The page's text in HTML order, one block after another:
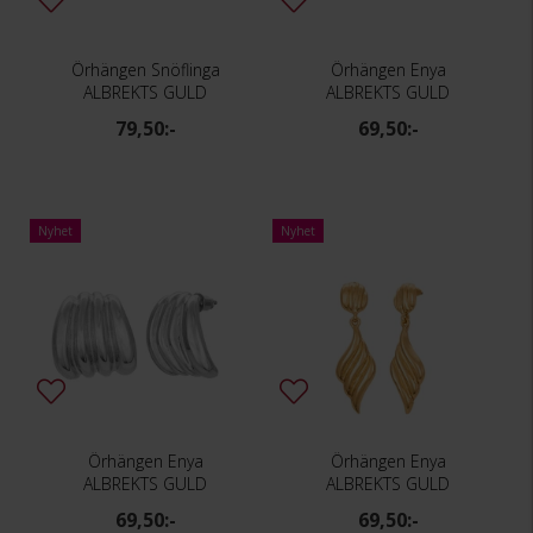
Örhängen Snöflinga
ALBREKTS GULD
79,50:-
Örhängen Enya
ALBREKTS GULD
69,50:-
Nyhet
Örhängen Enya
ALBREKTS GULD
69,50:-
Nyhet
Örhängen Enya
ALBREKTS GULD
69,50:-